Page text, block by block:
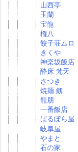
山西亭
玉蘭
宝龍
権八
餃子荘ムロ
きくや
神楽坂飯店
酔床 梵天
さつき
焼麺 劔
龍朋
一番飯店
ばるぼら屋
岐阜屋
やまと
石の家